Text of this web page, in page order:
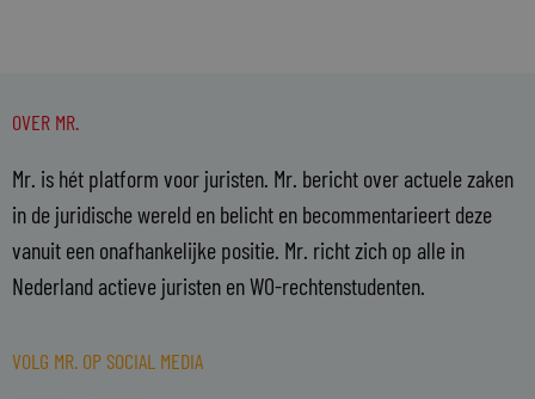
OVER MR.
Mr. is hét platform voor juristen. Mr. bericht over actuele zaken
in de juridische wereld en belicht en becommentarieert deze
vanuit een onafhankelijke positie. Mr. richt zich op alle in
Nederland actieve juristen en WO-rechtenstudenten.
VOLG MR. OP SOCIAL MEDIA